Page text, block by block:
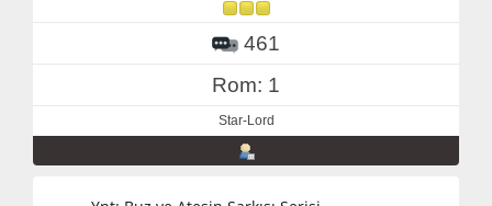
461
Rom: 1
Star-Lord